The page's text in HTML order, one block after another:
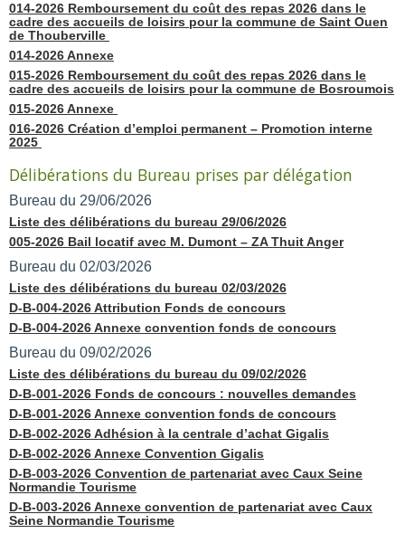
014-2026 Remboursement du coût des repas 2026 dans le
cadre des accueils de loisirs pour la commune de Saint Ouen
de Thouberville
014-2026 Annexe
015-2026 Remboursement du coût des repas 2026 dans le
cadre des accueils de loisirs pour la commune de Bosroumois
015-2026 Annexe
016-2026 Création d’emploi permanent – Promotion interne
2025
Délibérations du Bureau prises par délégation
Bureau du 29/06/2026
Liste des délibérations du bureau 29/06/2026
005-2026 Bail locatif avec M. Dumont – ZA Thuit Anger
Bureau du 02/03/2026
Liste des délibérations du bureau 02/03/2026
D-B-004-2026 Attribution Fonds de concours
D-B-004-2026 Annexe convention fonds de concours
Bureau du 09/02/2026
Liste des délibérations du bureau du 09/02/2026
D-B-001-2026 Fonds de concours : nouvelles demandes
D-B-001-2026 Annexe convention fonds de concours
D-B-002-2026 Adhésion à la centrale d’achat Gigalis
D-B-002-2026 Annexe Convention Gigalis
D-B-003-2026 Convention de partenariat avec Caux Seine
Normandie Tourisme
D-B-003-2026 Annexe convention de partenariat avec Caux
Seine Normandie Tourisme